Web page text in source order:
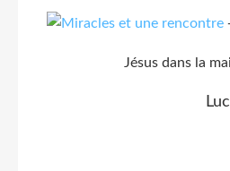
Jésus dans la
Luc 7 v.